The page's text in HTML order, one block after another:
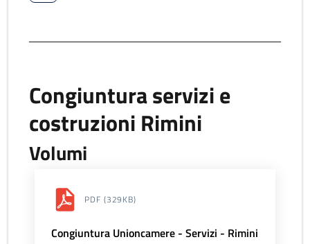
Congiuntura servizi e
costruzioni Rimini
Volumi
PDF (329KB)
Congiuntura Unioncamere - Servizi - Rimini